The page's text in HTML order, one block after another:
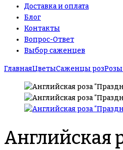
Доставка и оплата
Блог
Контакты
Вопрос-Ответ
Выбор саженцев
ГлавнаяЦветыСаженцы роз
Английская